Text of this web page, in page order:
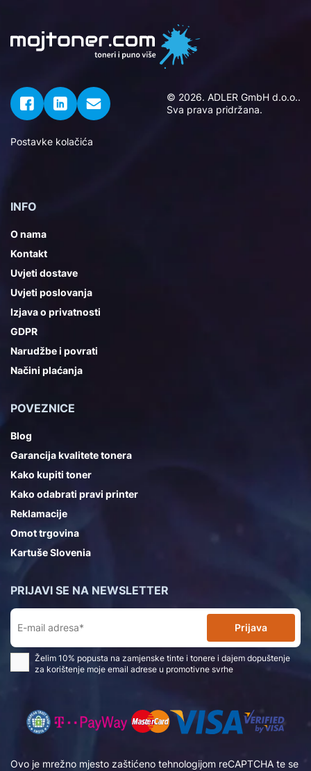
© 2026. ADLER GmbH d.o.o..
Sva prava pridržana.
Postavke kolačića
INFO
O nama
Kontakt
Uvjeti dostave
Uvjeti poslovanja
Izjava o privatnosti
GDPR
Narudžbe i povrati
Načini plaćanja
POVEZNICE
Blog
Garancija kvalitete tonera
Kako kupiti toner
Kako odabrati pravi printer
Reklamacije
Omot trgovina
Kartuše Slovenia
Ovo je mrežno mjesto zaštićeno tehnologijom reCAPTCHA te se
PRIJAVI SE NA NEWSLETTER
Prijava
Želim 10% popusta na zamjenske tinte i tonere i dajem dopuštenje
za korištenje moje email adrese u promotivne svrhe